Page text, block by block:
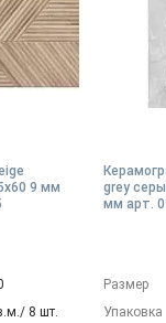
9 мм
8 шт.
grey
мм арт.
Размер
Упаковка